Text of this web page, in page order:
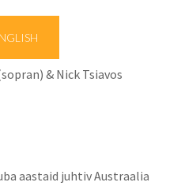
& Nick Tsiavos
aastaid juhtiv Austraalia